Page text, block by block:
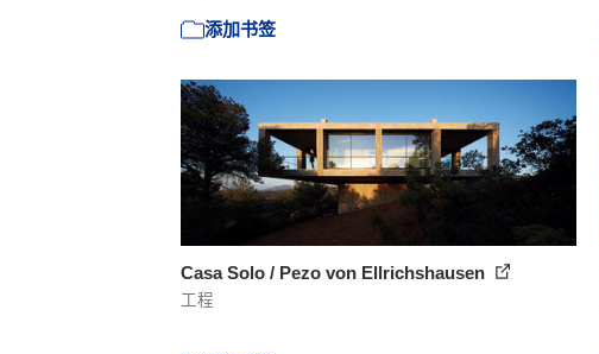
添加书签
Casa Solo / Pezo von Ellrichshausen
工程